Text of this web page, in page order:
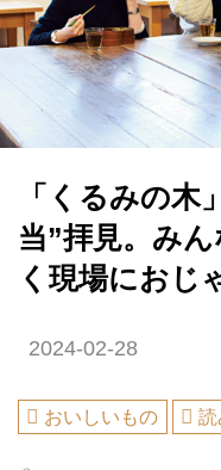
「くるみの木
当”拝見。み
く現場におじ
2024-02-28
おいしいもの 読